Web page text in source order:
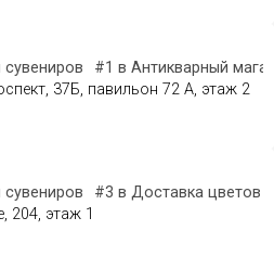
#1 в Антикварный
37Б, павильон 72 А, этаж 2
#3 в Доставка цветов
204, этаж 1